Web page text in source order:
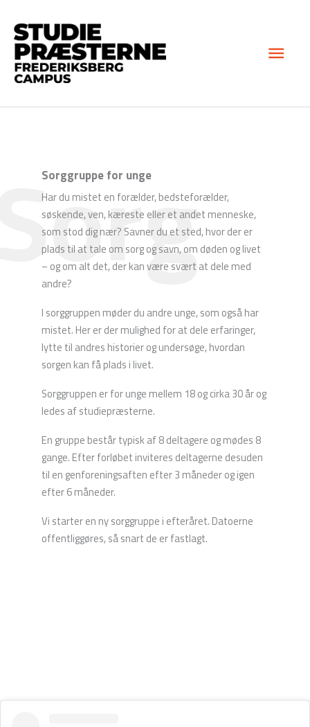
indholdet
Sorggruppe for unge
Har du mistet en forælder, bedsteforælder,
søskende, ven, kæreste eller et andet menneske,
som stod dig nær? Savner du et sted, hvor der er
plads til at tale om sorg og savn, om døden og livet
– og om alt det, der kan være svært at dele med
andre?
I sorggruppen møder du andre unge, som også har
mistet. Her er der mulighed for at dele erfaringer,
lytte til andres historier og undersøge, hvordan
sorgen kan få plads i livet.
Sorggruppen er for unge mellem 18 og cirka 30 år og
ledes af studiepræsterne.
En gruppe består typisk af 8 deltagere og mødes 8
gange. Efter forløbet inviteres deltagerne desuden
til en genforeningsaften efter 3 måneder og igen
efter 6 måneder.
Vi starter en ny sorggruppe i efteråret. Datoerne
offentliggøres, så snart de er fastlagt.